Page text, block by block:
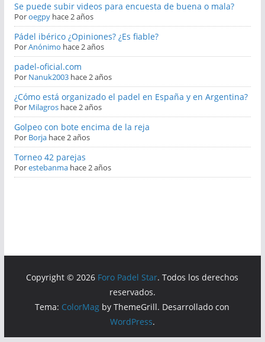
Se puede subir videos para encuesta de buena o mala?
Poroegpy hace 2 años
Pádel ibérico ¿Opiniones? ¿Es fiable?
PorAnónimo hace 2 años
padel-oficial.com
Por Nanuk2003 hace 2 años
¿Cómo está organizado el padel en España y en Argentina?
Por Milagros hace 2 años
Golpeo con bote encima de la reja
Por Borja hace 2 años
Torneo 42 parejas
Porestebanma hace 2 años
Copyright © 2026 Foro Padel Star. Todos los derechos
reservados.
Tema: ColorMag by ThemeGrill. Desarrollado con
WordPress.